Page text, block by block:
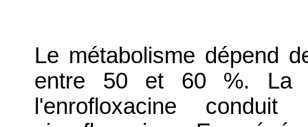
Le métabolisme dépend
entre 50 et 60 %. La
l'enrofloxacine